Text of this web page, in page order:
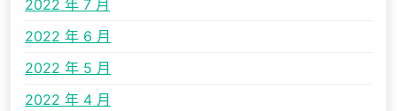
2022 年 7 月
2022 年 6 月
2022 年 5 月
2022 年 4 月